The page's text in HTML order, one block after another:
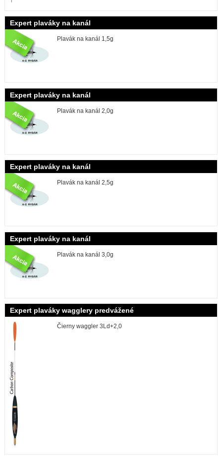
Expert plaváky na kanál
Plavák na kanál 1,5g
Expert plaváky na kanál
Plavák na kanál 2,0g
Expert plaváky na kanál
Plavák na kanál 2,5g
Expert plaváky na kanál
Plavák na kanál 3,0g
Expert plaváky wagglery predvážené
Čierny waggler 3Ld+2,0